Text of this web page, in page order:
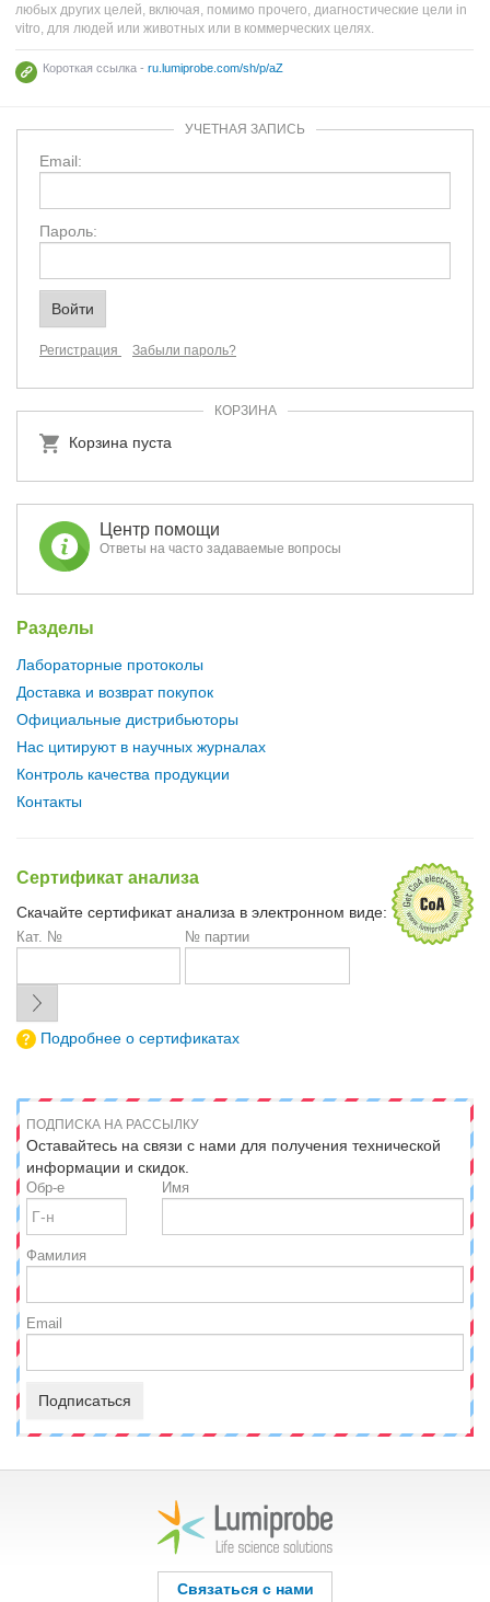
любых других целей, включая, помимо прочего, диагностические цели in
vitro, для людей или животных или в коммерческих целях.
Короткая ссылка - ru.lumiprobe.com/sh/p/aZ
УЧЕТНАЯ ЗАПИСЬ
Email:
Пароль:
Регистрация Забыли пароль?
КОРЗИНА
Корзина пуста
Центр помощи
Ответы на часто задаваемые вопросы
Разделы
Лабораторные протоколы
Доставка и возврат покупок
Официальные дистрибьюторы
Нас цитируют в научных журналах
Контроль качества продукции
Контакты
Сертификат анализа
Скачайте сертификат анализа в электронном виде:
Кат. № № партии
Подробнее о сертификатах
ПОДПИСКА НА РАССЫЛКУ
Оставайтесь на связи с нами для получения технической
информации и скидок.
Обр-е Имя
Фамилия
Email
Подписаться
Связаться с нами